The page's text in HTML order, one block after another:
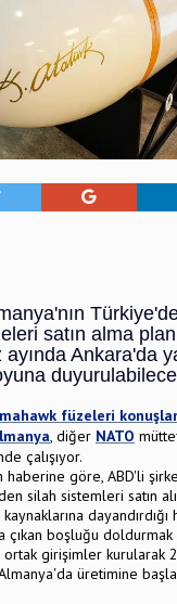
satın alma planı
Ankara'da
füzeleri
, diğer NATO
çalışıyor.
haberine göre, ABD'li
silah sistemleri satın
çıkan boşluğu
ortak girişimler kurularak
üretimine